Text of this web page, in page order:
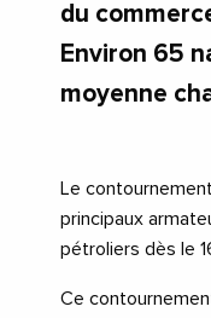
du
Environ 65
moyenne
Le
principaux
pétroliers dès le
Ce